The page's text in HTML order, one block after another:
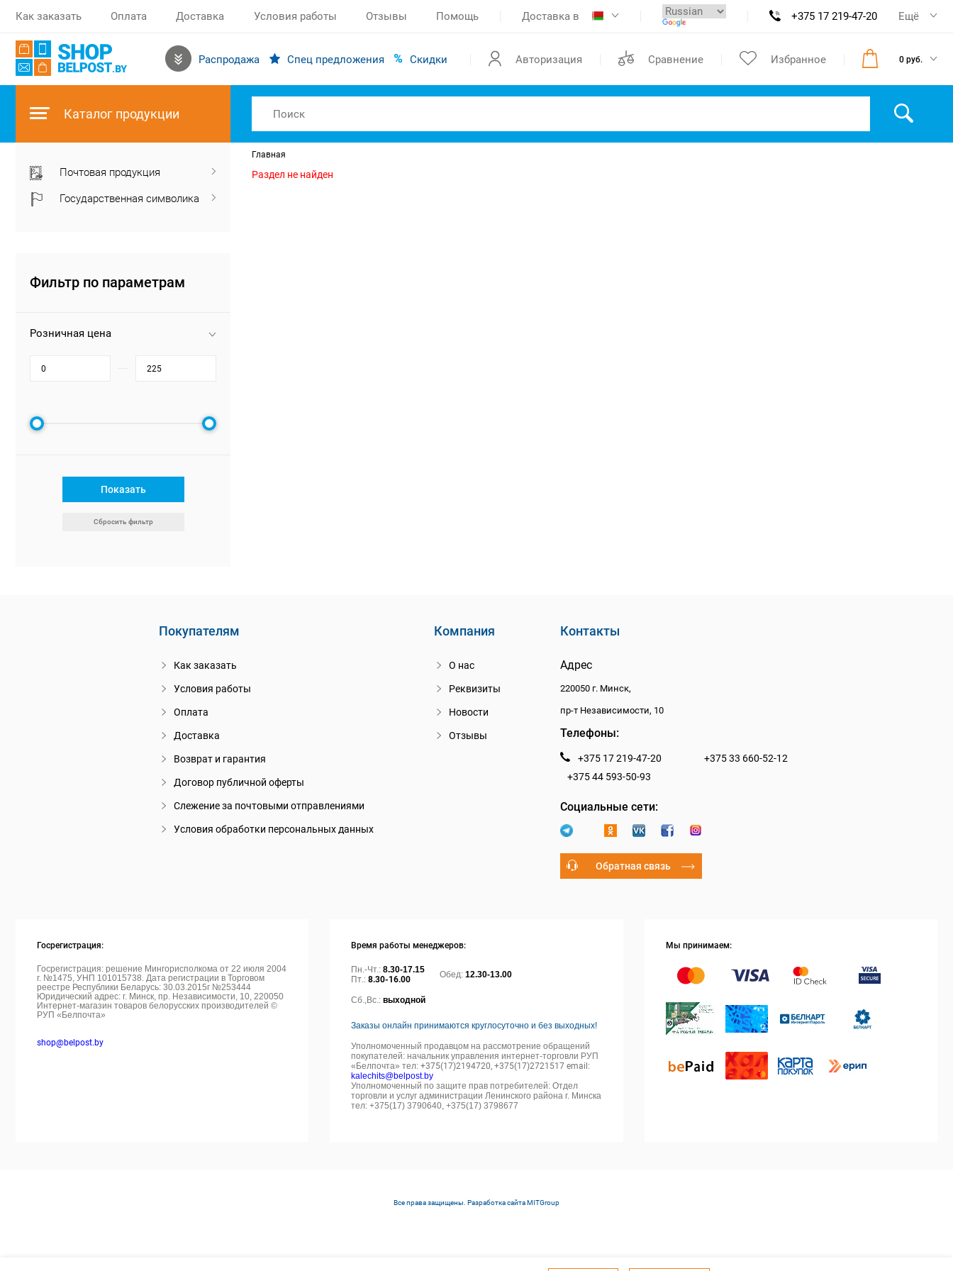
Как заказать Оплата Доставка Условия работы Отзывы Помощь Доставка в +375 17 219-47-20 Ещё
Распродажа Спец предложения Скидки Авторизация Сравнение Избранное 0 руб.
Каталог продукции
Почтовая продукция
Государственная символика
Фильтр по параметрам
Розничная цена
Показать
Сбросить фильтр
Главная
Раздел не найден
Покупателям
Как заказать
Условия работы
Оплата
Доставка
Возврат и гарантия
Договор публичной оферты
Слежение за почтовыми отправлениями
Условия обработки персональных данных
Компания
О нас
Реквизиты
Новости
Отзывы
Контакты
Адрес
220050 г. Минск,
пр-т Независимости, 10
Телефоны:
+375 17 219-47-20
+375 33 660-52-12
+375 44 593-50-93
Социальные сети:
Обратная связь
Госрегистрация:
Госрегистрация: решение Мингорисполкома от 22 июля 2004
г. №1475, УНП 101015738. Дата регистрации в Торговом
реестре Республики Беларусь: 30.03.2015г №253444
Юридический адрес: г. Минск, пр. Независимости, 10, 220050
Интернет-магазин товаров белорусских производителей ©
РУП «Белпочта»
shop@belpost.by
Время работы менеджеров:
Пн.-Чт.:8.30-17.15
Пт.:8.30-16.00 Обед:12.30-13.00
Сб.,Вс.:выходной
Заказы онлайн принимаются круглосуточно и без выходных!
Уполномоченный продавцом на рассмотрение обращений
покупателей: начальник управления интернет-торговли РУП
«Белпочта» тел:+375(17)2194720, +375(17)2721517 email:
kalechits@belpost.by
Уполномоченный по защите прав потребителей: Отдел
торговли и услуг администрации Ленинского района г. Минска
тел: +375(17) 3790640, +375(17) 3798677
Мы принимаем:
Все права защищены. Разработка сайтаMITGroup